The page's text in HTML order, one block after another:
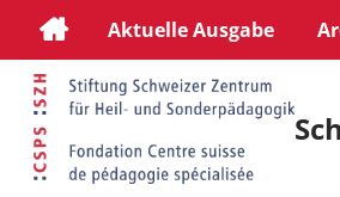
Aktuelle Ausgabe